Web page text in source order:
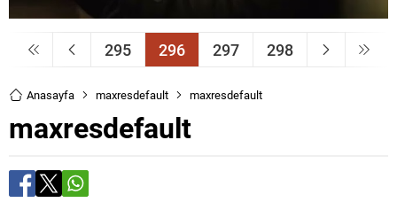
295 296 297 298
Anasayfa maxresdefault maxresdefault
maxresdefault